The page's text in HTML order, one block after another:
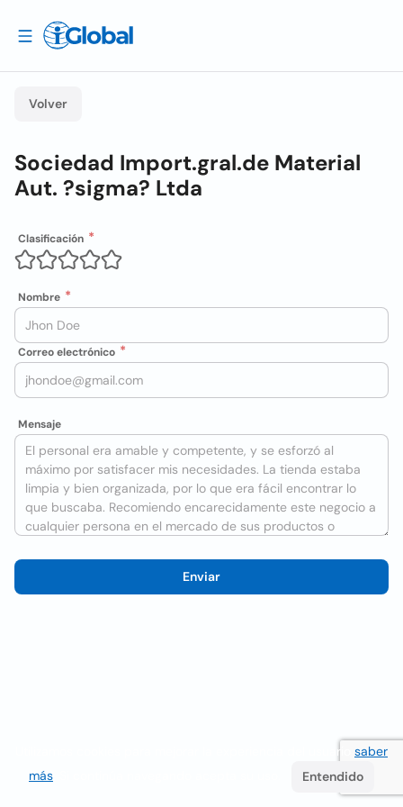
Volver
Sociedad Import.gral.de Material
Aut. ?sigma? Ltda
Clasificación
Nombre
Correo electrónico
Mensaje
Enviar
Utilizamos cookies para mejorar la experiencia del usuario saber
más
Entendido